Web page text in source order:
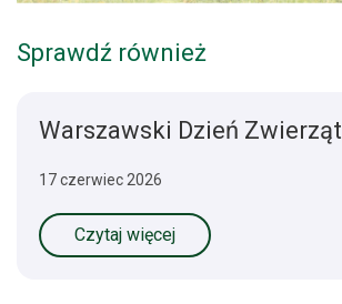
Sprawdź również
Warszawski Dzień Zwierząt
17 czerwiec 2026
Czytaj więcej